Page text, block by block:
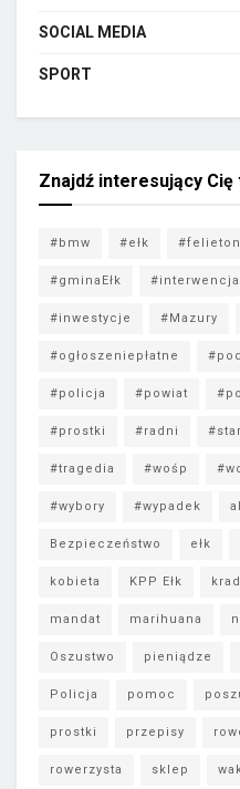
SOCIAL MEDIA
SPORT
Znajdź interesujący Cię
#bmw #ełk #felieton
#gminaEłk #interwencja
#inwestycje #Mazury
#ogłoszeniepłatne
#policja #powiat
#prostki #radni
#tragedia #wośp
#wybory #wypadek
Bezpieczeństwo ełk
kobieta KPP Ełk
mandat marihuana
Oszustwo pieniądze
Policja pomoc
prostki przepisy
rowerzysta sklep